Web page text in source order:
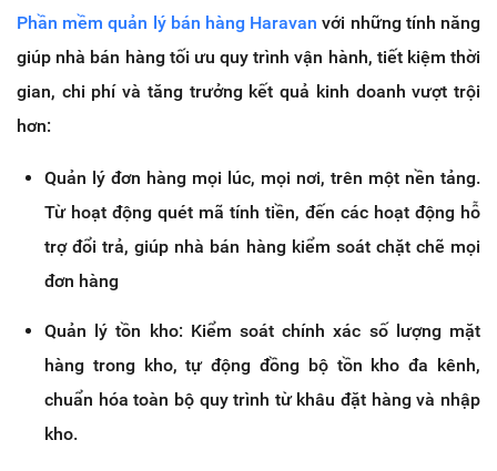
Phần mềm quản lý bán hàng Haravan với những tính năng
giúp nhà bán hàng tối ưu quy trình vận hành, tiết kiệm thời
gian, chi phí và tăng trưởng kết quả kinh doanh vượt trội
hơn:
Quản lý đơn hàng mọi lúc, mọi nơi, trên một nền tảng.
Từ hoạt động quét mã tính tiền, đến các hoạt động hỗ
trợ đổi trả, giúp nhà bán hàng kiểm soát chặt chẽ mọi
đơn hàng
Quản lý tồn kho: Kiểm soát chính xác số lượng mặt
hàng trong kho, tự động đồng bộ tồn kho đa kênh,
chuẩn hóa toàn bộ quy trình từ khâu đặt hàng và nhập
kho.